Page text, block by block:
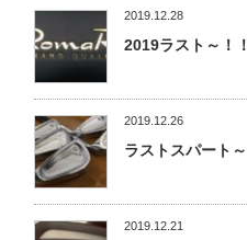
2019.12.28
2019ラスト～！！
2019.12.26
ラストスパート～
2019.12.21